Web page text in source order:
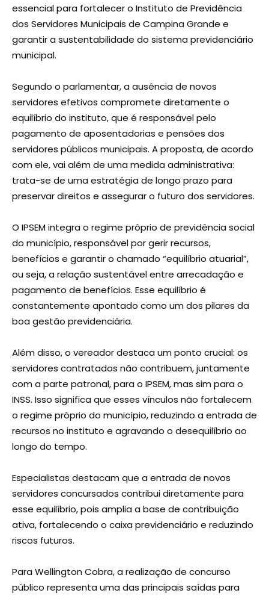
essencial para fortalecer o Instituto de Previdência
dos Servidores Municipais de Campina Grande e
garantir a sustentabilidade do sistema previdenciário
municipal.
Segundo o parlamentar, a ausência de novos
servidores efetivos compromete diretamente o
equilíbrio do instituto, que é responsável pelo
pagamento de aposentadorias e pensões dos
servidores públicos municipais. A proposta, de acordo
com ele, vai além de uma medida administrativa:
trata-se de uma estratégia de longo prazo para
preservar direitos e assegurar o futuro dos servidores.
O IPSEM integra o regime próprio de previdência social
do município, responsável por gerir recursos,
benefícios e garantir o chamado “equilíbrio atuarial”,
ou seja, a relação sustentável entre arrecadação e
pagamento de benefícios. Esse equilíbrio é
constantemente apontado como um dos pilares da
boa gestão previdenciária.
Além disso, o vereador destaca um ponto crucial: os
servidores contratados não contribuem, juntamente
com a parte patronal, para o IPSEM, mas sim para o
INSS. Isso significa que esses vínculos não fortalecem
o regime próprio do município, reduzindo a entrada de
recursos no instituto e agravando o desequilíbrio ao
longo do tempo.
Especialistas destacam que a entrada de novos
servidores concursados contribui diretamente para
esse equilíbrio, pois amplia a base de contribuição
ativa, fortalecendo o caixa previdenciário e reduzindo
riscos futuros.
Para Wellington Cobra, a realização de concurso
público representa uma das principais saídas para